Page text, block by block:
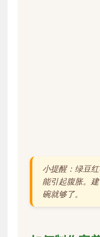
小提醒：绿豆
能引起腹胀。
碗就够了。